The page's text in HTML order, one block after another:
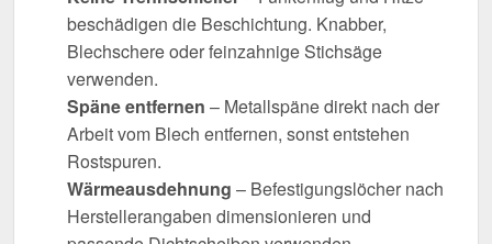
beschädigen die Beschichtung. Knabber,
Blechschere oder feinzahnige Stichsäge
verwenden.
Späne entfernen – Metallspäne direkt nach der
Arbeit vom Blech entfernen, sonst entstehen
Rostspuren.
Wärmeausdehnung – Befestigungslöcher nach
Herstellerangaben dimensionieren und